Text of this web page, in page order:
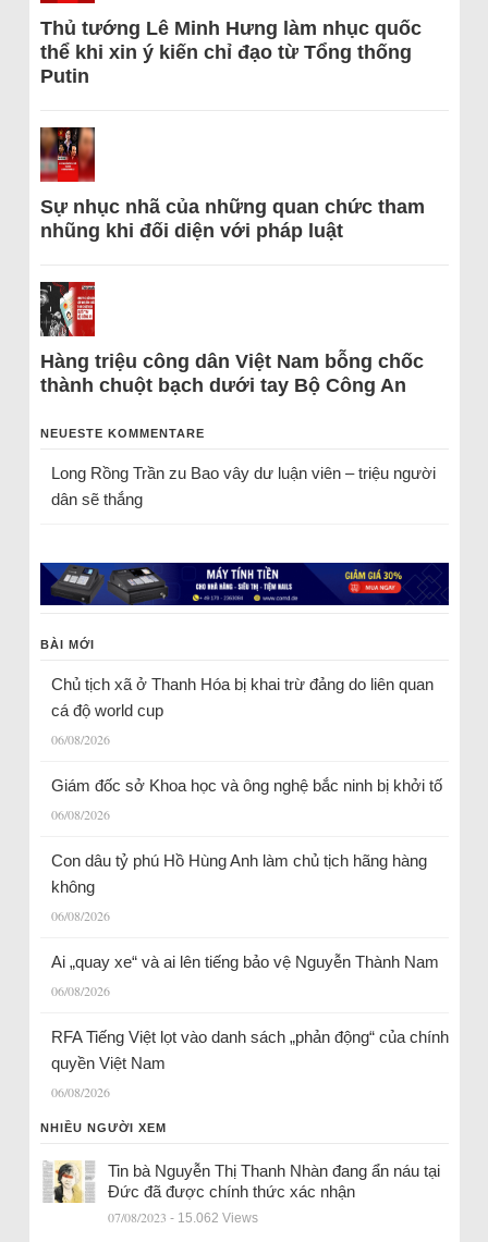
Thủ tướng Lê Minh Hưng làm nhục quốc
thể khi xin ý kiến chỉ đạo từ Tổng thống
Putin
Sự nhục nhã của những quan chức tham
nhũng khi đối diện với pháp luật
Hàng triệu công dân Việt Nam bỗng chốc
thành chuột bạch dưới tay Bộ Công An
NEUESTE KOMMENTARE
Long Rồng Trầnzu Bao vây dư luận viên – triệu người
dân sẽ thắng
BÀI MỚI
Chủ tịch xã ở Thanh Hóa bị khai trừ đảng do liên quan
cá độ world cup
06/08/2026
Giám đốc sở Khoa học và ông nghệ bắc ninh bị khởi tố
06/08/2026
Con dâu tỷ phú Hồ Hùng Anh làm chủ tịch hãng hàng
không
06/08/2026
Ai „quay xe“ và ai lên tiếng bảo vệ Nguyễn Thành Nam
06/08/2026
RFA Tiếng Việt lọt vào danh sách „phản động“ của chính
quyền Việt Nam
06/08/2026
NHIỀU NGƯỜI XEM
Tin bà Nguyễn Thị Thanh Nhàn đang ẩn náu tại
Đức đã được chính thức xác nhận
07/08/2023 - 15.062 Views